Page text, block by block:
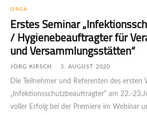
ORGA
Erstes Seminar
/ Hygienebeauftragter für
und Versammlungsstätten“
JÖRG KIRSCH - 3. AUGUST 2020
Die Teilnehmer und Referenten des ersten
„Infektionsschutzbeauftragter“ am 22.-
voller Erfolg bei der Premiere im Webinar und